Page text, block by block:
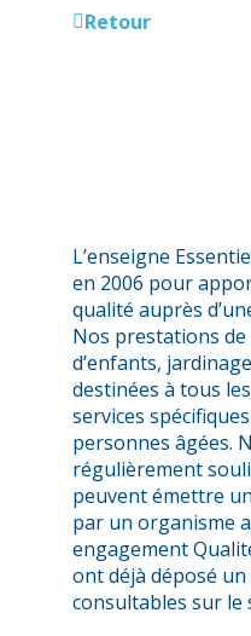
Retour
L’enseigne
en 2006 pour
qualité auprès
Nos prestations
d’enfants,
destinées à tous
services
personnes âgées.
régulièrement
peuvent émettre
par un organisme
engagement
ont déjà déposé
consultables sur le